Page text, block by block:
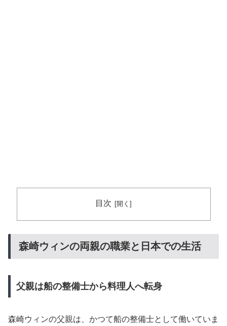
目次
森崎ウィンの両親の職業と日本での生活
父親は船の整備士から料理人へ転身
森崎ウィンの父親は、かつて船の整備士として働いていま